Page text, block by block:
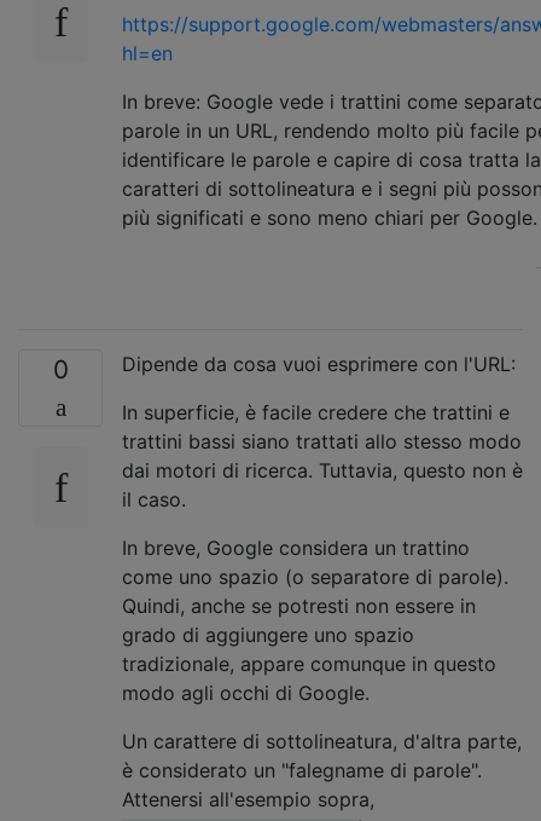
https://support.google.com/webmasters/
hl=en
In breve: Google vede i trattini come
parole in un URL, rendendo molto più facile
identificare le parole e capire di cosa tratta
caratteri di sottolineatura e i segni più
più significati e sono meno chiari per Google.
0
Dipende da cosa vuoi esprimere con l'URL:
In superficie, è facile credere che trattini e
trattini bassi siano trattati allo stesso modo
dai motori di ricerca. Tuttavia, questo non è
il caso.
In breve, Google considera un trattino
come uno spazio (o separatore di parole).
Quindi, anche se potresti non essere in
grado di aggiungere uno spazio
tradizionale, appare comunque in questo
modo agli occhi di Google.
Un carattere di sottolineatura, d'altra parte,
è considerato un "falegname di parole".
Attenersi all'esempio sopra,